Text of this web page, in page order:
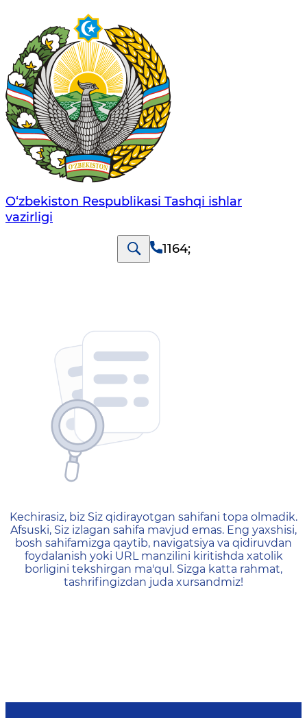
O‘zbеkistоn Rеspublikаsi Tashqi ishlаr
vаzirligi
1164;
404 — Страница не
Kechirasiz, biz Siz qidirayotgan sahifani topa olmadik.
Afsuski, Siz izlagan sahifa mavjud emas. Eng yaxshisi,
bosh sahifamizga qaytib, navigatsiya va qidiruvdan
foydalanish yoki URL manzilini kiritishda xatolik
borligini tekshirgan ma'qul. Sizga katta rahmat,
tashrifingizdan juda xursandmiz!